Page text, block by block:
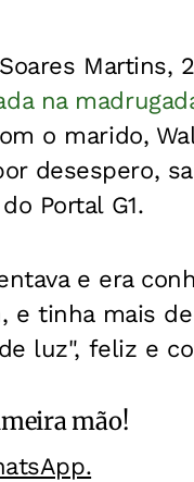
Martins,
na
o marido,
desespero,
Portal G1.
e era
e tinha mais
luz", feliz e
mão!